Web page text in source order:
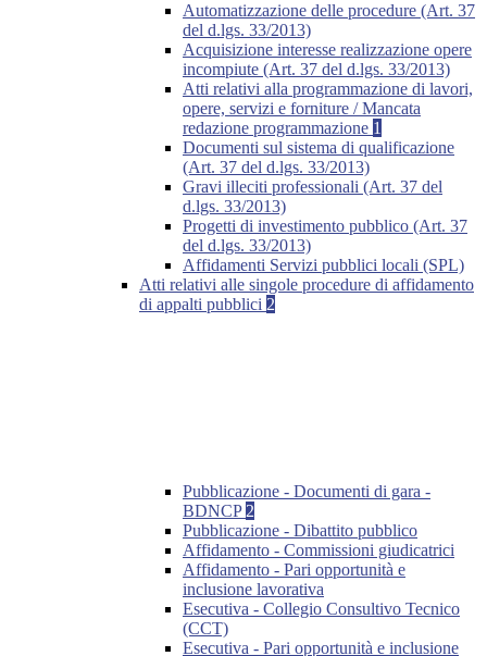
Automatizzazione delle procedure (Art. 37
del d.lgs. 33/2013)
Acquisizione interesse realizzazione opere
incompiute (Art. 37 del d.lgs. 33/2013)
Atti relativi alla programmazione di lavori,
opere, servizi e forniture / Mancata
redazione programmazione 1
Documenti sul sistema di qualificazione
(Art. 37 del d.lgs. 33/2013)
Gravi illeciti professionali (Art. 37 del
d.lgs. 33/2013)
Progetti di investimento pubblico (Art. 37
del d.lgs. 33/2013)
Affidamenti Servizi pubblici locali (SPL)
Atti relativi alle singole procedure di affidamento
di appalti pubblici 2
Pubblicazione - Documenti di gara -
BDNCP 2
Pubblicazione - Dibattito pubblico
Affidamento - Commissioni giudicatrici
Affidamento - Pari opportunità e
inclusione lavorativa
Esecutiva - Collegio Consultivo Tecnico
(CCT)
Esecutiva - Pari opportunità e inclusione